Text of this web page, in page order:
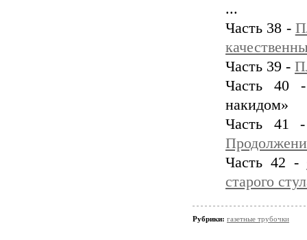
...
Часть 38 -
Часть 39 -
Часть 40
накидом»
Часть
Часть 42 -
старого
Рубрики: газетные трубочки